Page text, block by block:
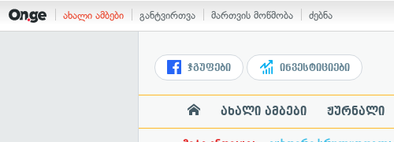
ახალი ამბები განტვირთვა მართვის მოწმობა ძებნა
ჯგუფები ინვესტიციები
ახალი ამბები ჟურნალი